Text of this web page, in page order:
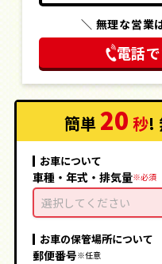
＼ 無理な営業
電話
簡単 20 秒!
お車について
車種・年式・排気量
選択してください
お車の保管場所について
郵便番号